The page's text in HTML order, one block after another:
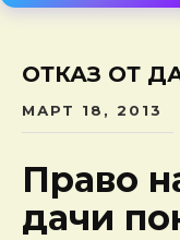
ОТКАЗ ОТ
МАРТ 18, 2013
Право
дачи